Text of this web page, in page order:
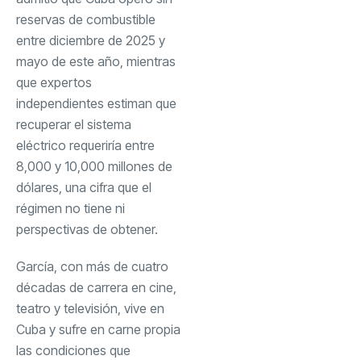
reservas de combustible
entre diciembre de 2025 y
mayo de este año, mientras
que expertos
independientes estiman que
recuperar el sistema
eléctrico requeriría entre
8,000 y 10,000 millones de
dólares, una cifra que el
régimen no tiene ni
perspectivas de obtener.
García, con más de cuatro
décadas de carrera en cine,
teatro y televisión, vive en
Cuba y sufre en carne propia
las condiciones que